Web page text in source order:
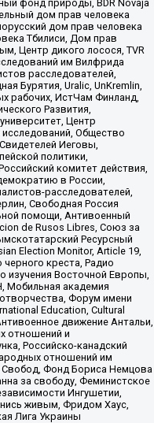
фонд природы, BDR Novaja
дом прав человека
дом прав человека
Тбилиси, Дом прав
Центр дикого лосося, TVR
им Вилфрида
расследователей,
Бурятия, Uralic, UnKremlin,
рабочих, ИстЧам Финланд,
Развития,
Центр
Общество
Иеговы,
политики,
комитет действия,
в России,
расследователей,
Свободная Россия
помощи, Антивоенный
de Rusos Libres, Союз за
Ресурсный
Election Monitor, Article 19,
креста, Радио
изучения Восточной Европы,
Мобильная академия
Форум имени
Education, Cultural
движение Антальи,
отношений и
Российско-канадский
отношений им
Фонд Бориса Немцова
за свободу, Феминистское
Ингушетии,
живым, Фридом Хаус,
Лига Украины